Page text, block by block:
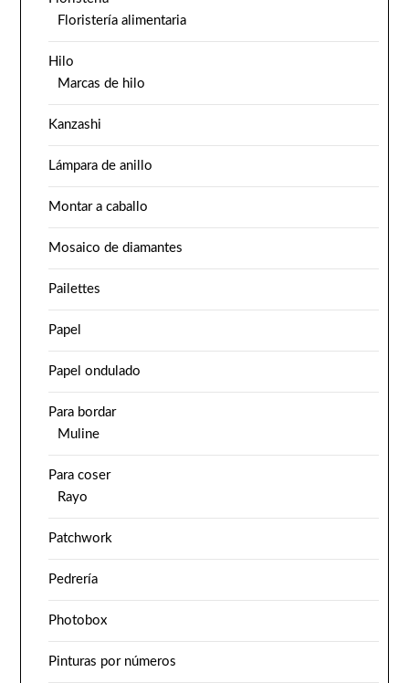
Floristería alimentaria
Hilo
Marcas de hilo
Kanzashi
Lámpara de anillo
Montar a caballo
Mosaico de diamantes
Pailettes
Papel
Papel ondulado
Para bordar
Muline
Para coser
Rayo
Patchwork
Pedrería
Photobox
Pinturas por números